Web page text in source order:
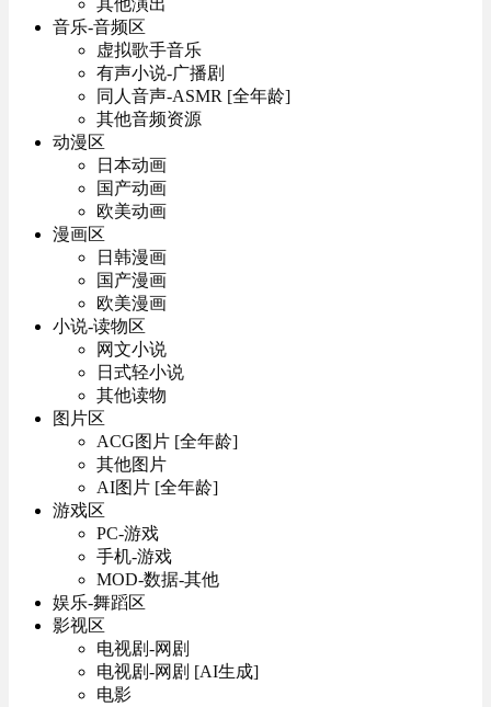
其他演出
音乐-音频区
虚拟歌手音乐
有声小说-广播剧
同人音声-ASMR [全年龄]
其他音频资源
动漫区
日本动画
国产动画
欧美动画
漫画区
日韩漫画
国产漫画
欧美漫画
小说-读物区
网文小说
日式轻小说
其他读物
图片区
ACG图片 [全年龄]
其他图片
AI图片 [全年龄]
游戏区
PC-游戏
手机-游戏
MOD-数据-其他
娱乐-舞蹈区
影视区
电视剧-网剧
电视剧-网剧 [AI生成]
电影